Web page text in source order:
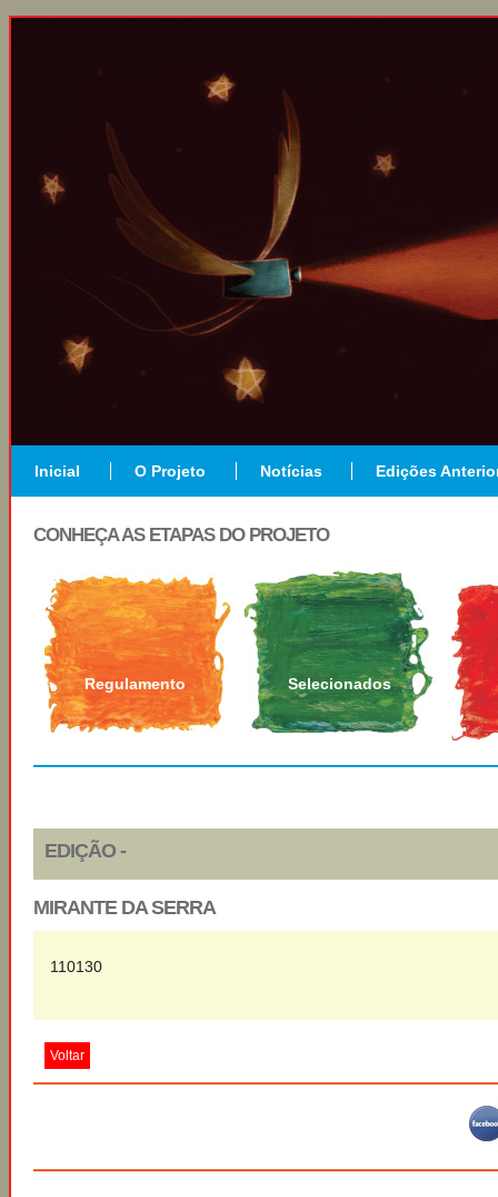
Inicial O Projeto Notícias Edições
CONHEÇA AS ETAPAS DO PROJETO
Regulamento Selecionados
EDIÇÃO -
MIRANTE DA SERRA
110130
Voltar